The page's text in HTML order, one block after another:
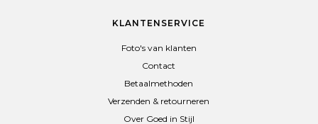
KLANTENSERVICE
Foto's van klanten
Contact
Betaalmethoden
Verzenden & retourneren
Over Goed in Stijl